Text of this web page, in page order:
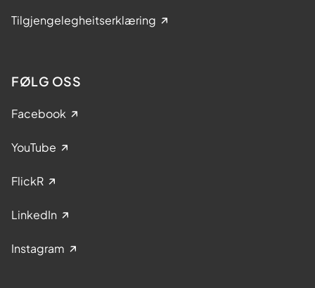
Tilgjengelegheitserklæring
FØLG OSS
Facebook
YouTube
FlickR
LinkedIn
Instagram